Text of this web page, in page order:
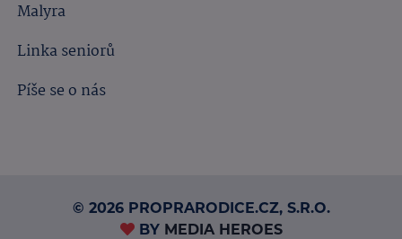
Malyra
Linka seniorů
Píše se o nás
© 2026 PROPRARODICE.CZ, S.R.O.
BY MEDIA HEROES